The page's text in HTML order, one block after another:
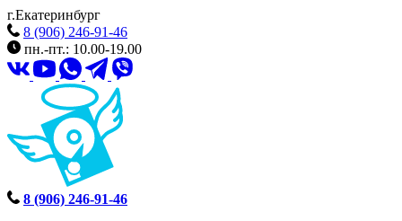
г.Екатеринбург
8 (906) 246-91-46
пн.-пт.: 10.00-19.00
8 (906) 246-91-46